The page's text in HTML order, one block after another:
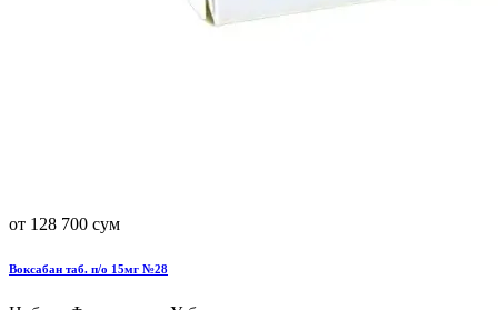
от 128 700 сум
Воксабан таб. п/о 15мг №28